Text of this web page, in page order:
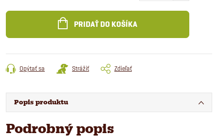
PRIDAŤ DO KOŠÍKA
Opýtať sa Strážiť Zdieľať
Popis produktu
Podrobný popis